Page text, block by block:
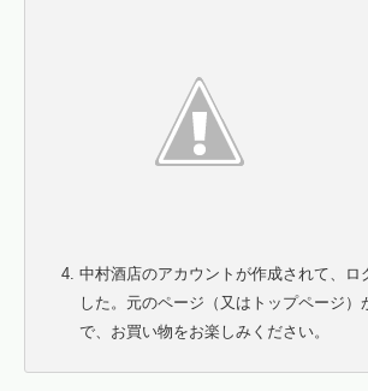
中村酒店のアカウントが作成されて、ロ
した。元のページ（又はトップページ）
で、お買い物をお楽しみください。